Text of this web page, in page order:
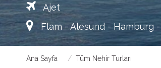
Ajet
Flam - Alesund - Hamburg
Ana Sayfa Tüm Nehir Turları